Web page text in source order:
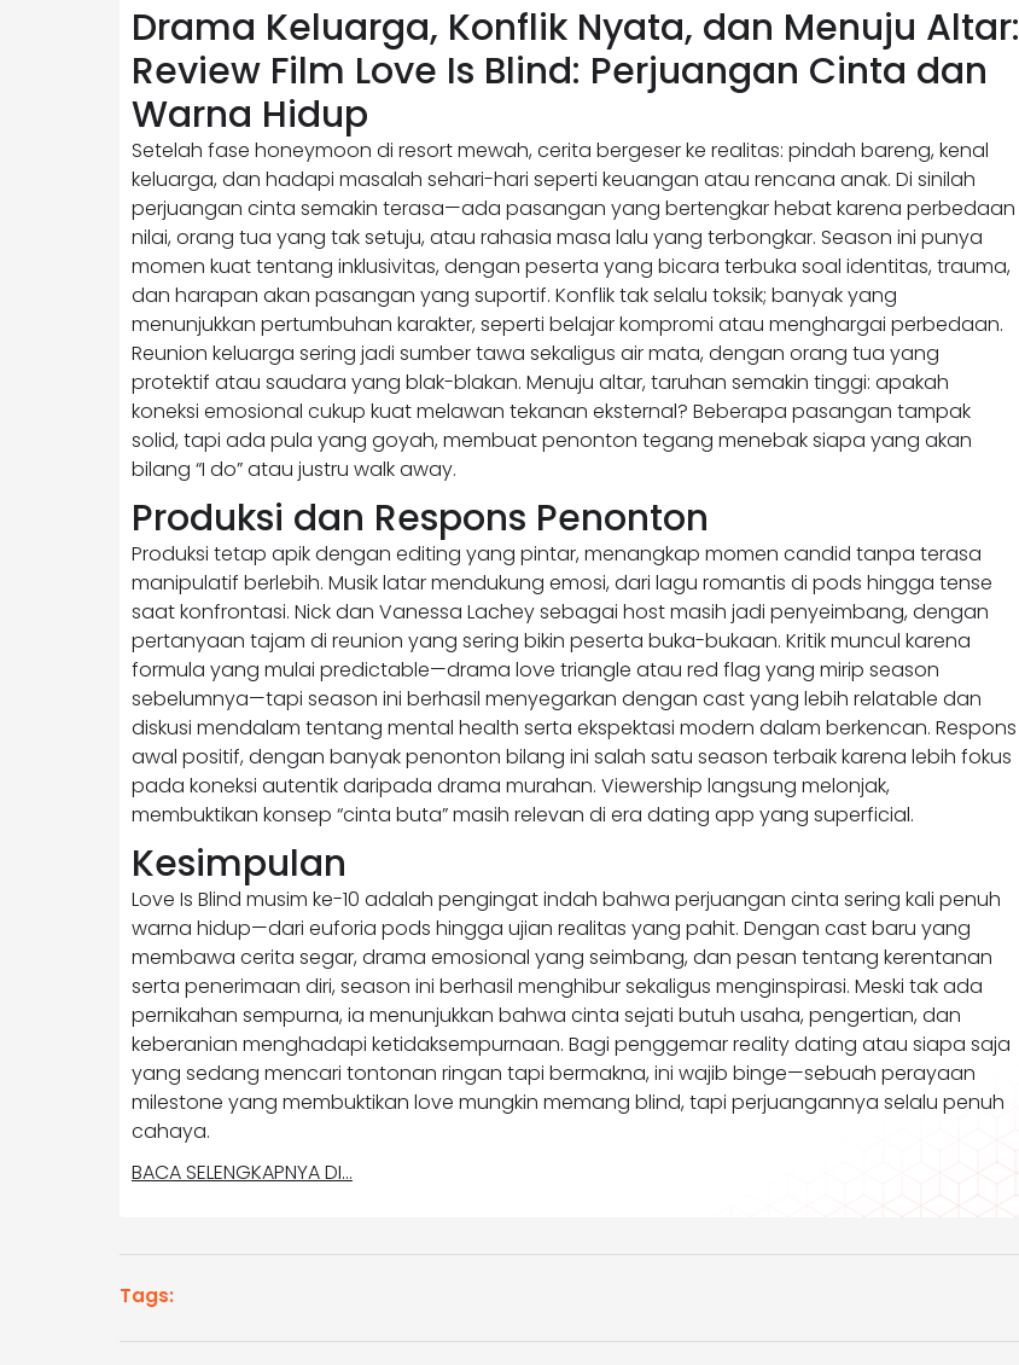
Drama Keluarga, Konflik Nyata, dan Menuju Altar:
Review Film Love Is Blind: Perjuangan Cinta dan
Warna Hidup
Setelah fase honeymoon di resort mewah, cerita bergeser ke realitas: pindah bareng, kenal
keluarga, dan hadapi masalah sehari-hari seperti keuangan atau rencana anak. Di sinilah
perjuangan cinta semakin terasa—ada pasangan yang bertengkar hebat karena perbedaan
nilai, orang tua yang tak setuju, atau rahasia masa lalu yang terbongkar. Season ini punya
momen kuat tentang inklusivitas, dengan peserta yang bicara terbuka soal identitas, trauma,
dan harapan akan pasangan yang suportif. Konflik tak selalu toksik; banyak yang
menunjukkan pertumbuhan karakter, seperti belajar kompromi atau menghargai perbedaan.
Reunion keluarga sering jadi sumber tawa sekaligus air mata, dengan orang tua yang
protektif atau saudara yang blak-blakan. Menuju altar, taruhan semakin tinggi: apakah
koneksi emosional cukup kuat melawan tekanan eksternal? Beberapa pasangan tampak
solid, tapi ada pula yang goyah, membuat penonton tegang menebak siapa yang akan
bilang “I do” atau justru walk away.
Produksi dan Respons Penonton
Produksi tetap apik dengan editing yang pintar, menangkap momen candid tanpa terasa
manipulatif berlebih. Musik latar mendukung emosi, dari lagu romantis di pods hingga tense
saat konfrontasi. Nick dan Vanessa Lachey sebagai host masih jadi penyeimbang, dengan
pertanyaan tajam di reunion yang sering bikin peserta buka-bukaan. Kritik muncul karena
formula yang mulai predictable—drama love triangle atau red flag yang mirip season
sebelumnya—tapi season ini berhasil menyegarkan dengan cast yang lebih relatable dan
diskusi mendalam tentang mental health serta ekspektasi modern dalam berkencan. Respons
awal positif, dengan banyak penonton bilang ini salah satu season terbaik karena lebih fokus
pada koneksi autentik daripada drama murahan. Viewership langsung melonjak,
membuktikan konsep “cinta buta” masih relevan di era dating app yang superficial.
Kesimpulan
Love Is Blind musim ke-10 adalah pengingat indah bahwa perjuangan cinta sering kali penuh
warna hidup—dari euforia pods hingga ujian realitas yang pahit. Dengan cast baru yang
membawa cerita segar, drama emosional yang seimbang, dan pesan tentang kerentanan
serta penerimaan diri, season ini berhasil menghibur sekaligus menginspirasi. Meski tak ada
pernikahan sempurna, ia menunjukkan bahwa cinta sejati butuh usaha, pengertian, dan
keberanian menghadapi ketidaksempurnaan. Bagi penggemar reality dating atau siapa saja
yang sedang mencari tontonan ringan tapi bermakna, ini wajib binge—sebuah perayaan
milestone yang membuktikan love mungkin memang blind, tapi perjuangannya selalu penuh
cahaya.
BACA SELENGKAPNYA DI…
Tags: